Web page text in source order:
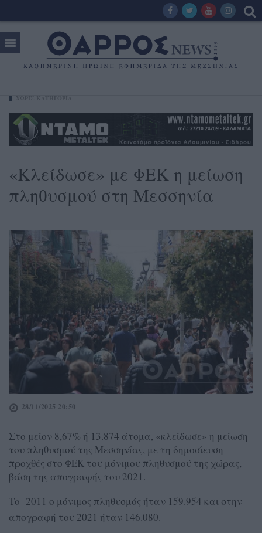
«Κλείδωσε» με ΦΕΚ η μείωση
πληθυσμού στη Μεσσηνία
28/11/2025 20:50
Στο μείον 8,67% ή 13.874 άτομα, «κλείδωσε» η μείωση
του πληθυσμού της Μεσσηνίας, με τη δημοσίευση
προχθές στο ΦΕΚ του μόνιμου πληθυσμού της χώρας,
βάση της απογραφής του 2021.
Το 2011 ο μόνιμος πληθυσμός ήταν 159.954 και στην
απογραφή του 2021 ήταν 146.080.